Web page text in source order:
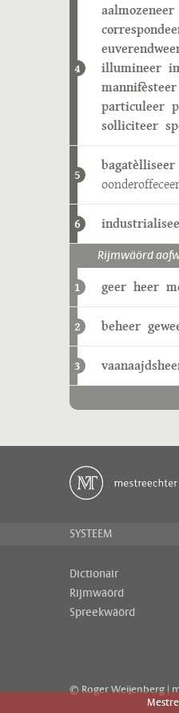
4
aalmozeneer
illumineer
mannifèsteer
particuleer
solliciteer
5
bagatèlliseer
oonderoffeceer
6
Rijmwäörd
1 geer heer
2 beheer
3
SYSTEEM
Dictionair
Rijmwäörd
Spreekwäörd
© Roger Weijenberg |